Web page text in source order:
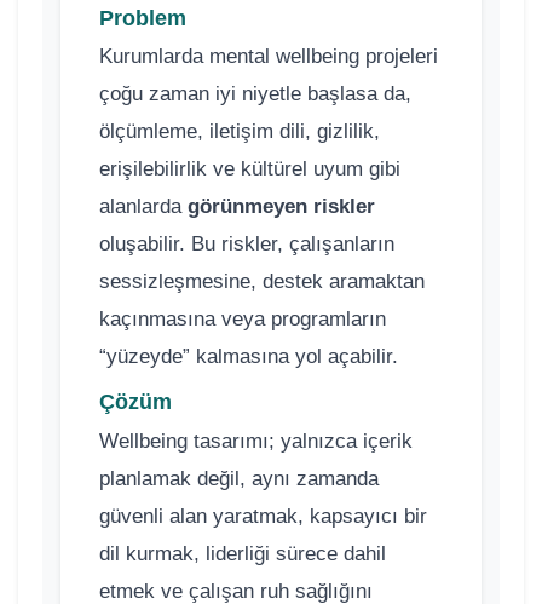
Problem
Kurumlarda mental wellbeing projeleri
çoğu zaman iyi niyetle başlasa da,
ölçümleme, iletişim dili, gizlilik,
erişilebilirlik ve kültürel uyum gibi
alanlarda görünmeyen riskler
oluşabilir. Bu riskler, çalışanların
sessizleşmesine, destek aramaktan
kaçınmasına veya programların
“yüzeyde” kalmasına yol açabilir.
Çözüm
Wellbeing tasarımı; yalnızca içerik
planlamak değil, aynı zamanda
güvenli alan yaratmak, kapsayıcı bir
dil kurmak, liderliği sürece dahil
etmek ve çalışan ruh sağlığını